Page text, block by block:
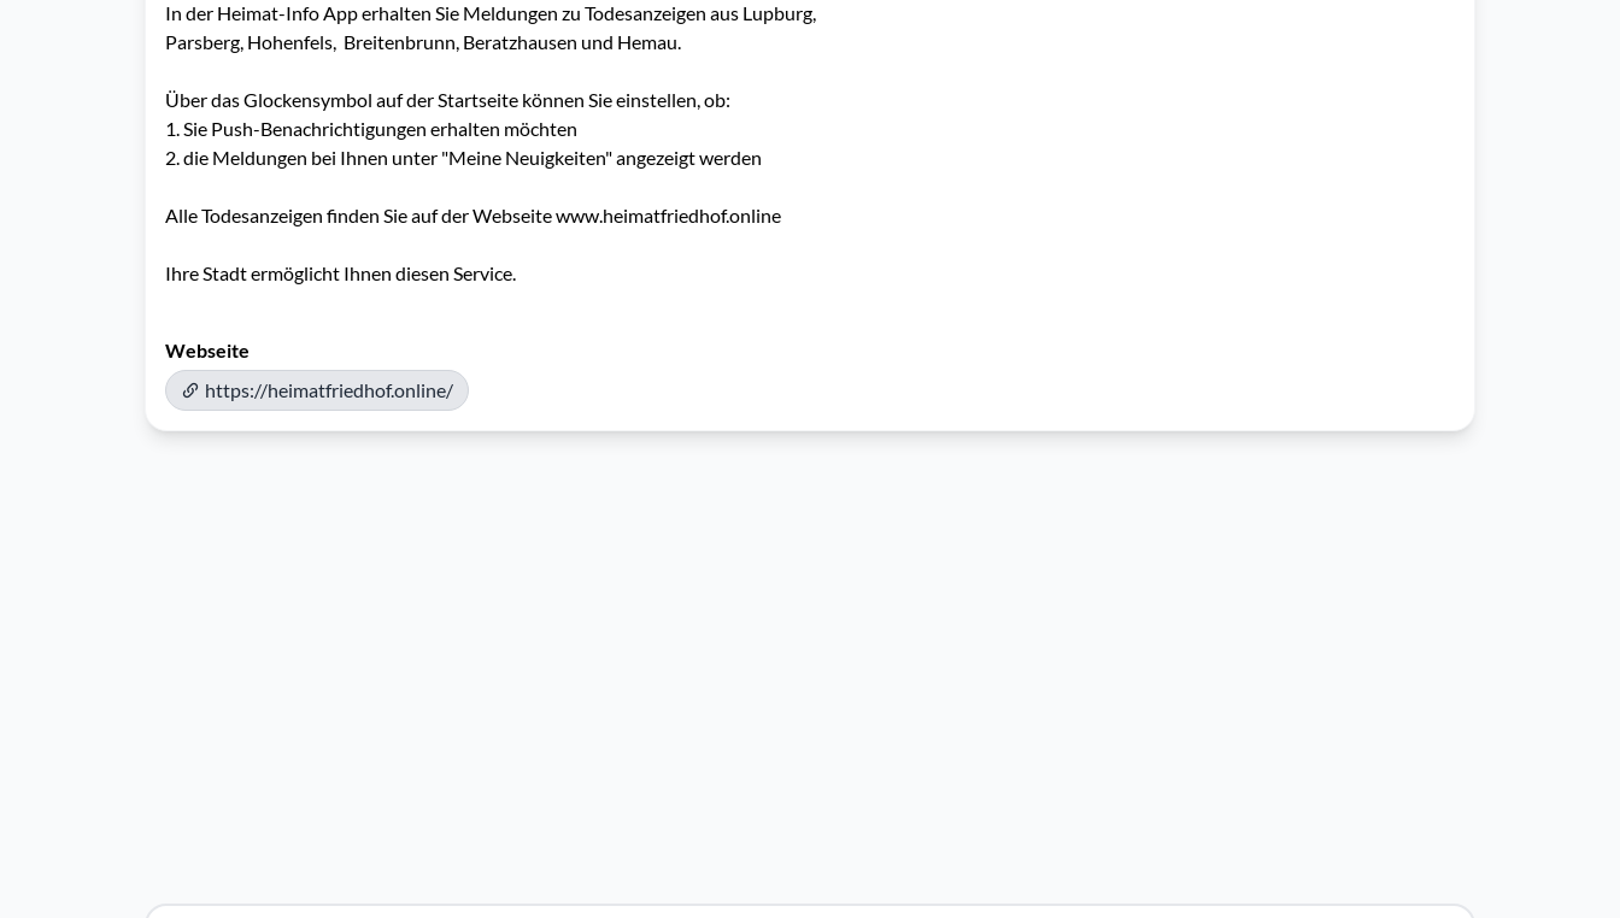
In der Heimat-Info App erhalten Sie Meldungen zu Todesanzeigen aus Lupburg,
Parsberg, Hohenfels,  Breitenbrunn, Beratzhausen und Hemau.
Über das Glockensymbol auf der Startseite können Sie einstellen, ob:
1. Sie Push-Benachrichtigungen erhalten möchten
2. die Meldungen bei Ihnen unter "Meine Neuigkeiten" angezeigt werden
Alle Todesanzeigen finden Sie auf der Webseite www.heimatfriedhof.online
Ihre Stadt ermöglicht Ihnen diesen Service.
Webseite
https://heimatfriedhof.online/